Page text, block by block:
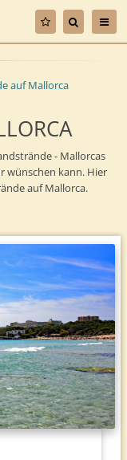
auf Mallorca
- Mallorcas
wünschen kann. Hier
auf Mallorca.